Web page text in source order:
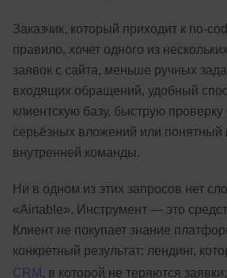
Заказчик, который приходит к no-
правило, хочет одного из
заявок с сайта, меньше ручных
входящих обращений, удобный
клиентскую базу, быструю
серьёзных вложений или понятный
внутренней команды.
Ни в одном из этих запросов нет
«Airtable». Инструмент — это
Клиент не покупает знание
конкретный результат: лендинг,
CRM , в которой не теряются